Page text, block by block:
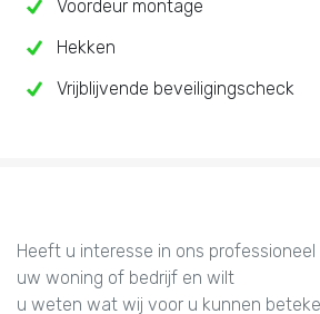
Voordeur montage
Hekken
Vrijblijvende beveiligingscheck
Heeft u interesse in ons
uw woning of bedrijf en wilt
u weten wat wij voor u kunnen